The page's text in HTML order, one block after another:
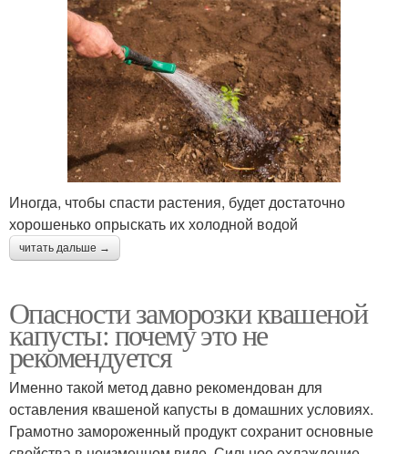
Иногда, чтобы спасти растения, будет достаточно
хорошенько опрыскать их холодной водой
читать дальше →
Опасности заморозки квашеной
капусты: почему это не
рекомендуется
Именно такой метод давно рекомендован для
оставления квашеной капусты в домашних условиях.
Грамотно замороженный продукт сохранит основные